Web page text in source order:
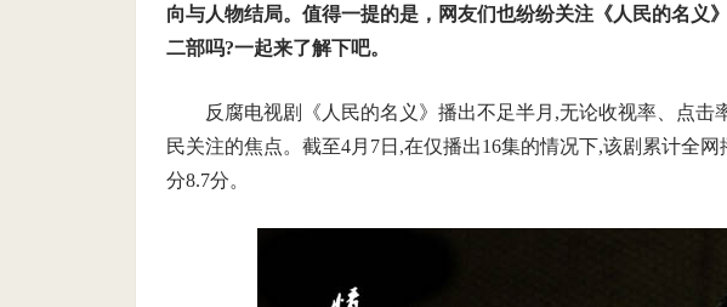
向与人物结局。值得一提的是，网友们也纷纷关注《人民的名义
二部吗?一起来了解下吧。
反腐电视剧《人民的名义》播出不足半月,无论收视率、点击
民关注的焦点。截至4月7日,在仅播出16集的情况下,该剧累计全
分8.7分。